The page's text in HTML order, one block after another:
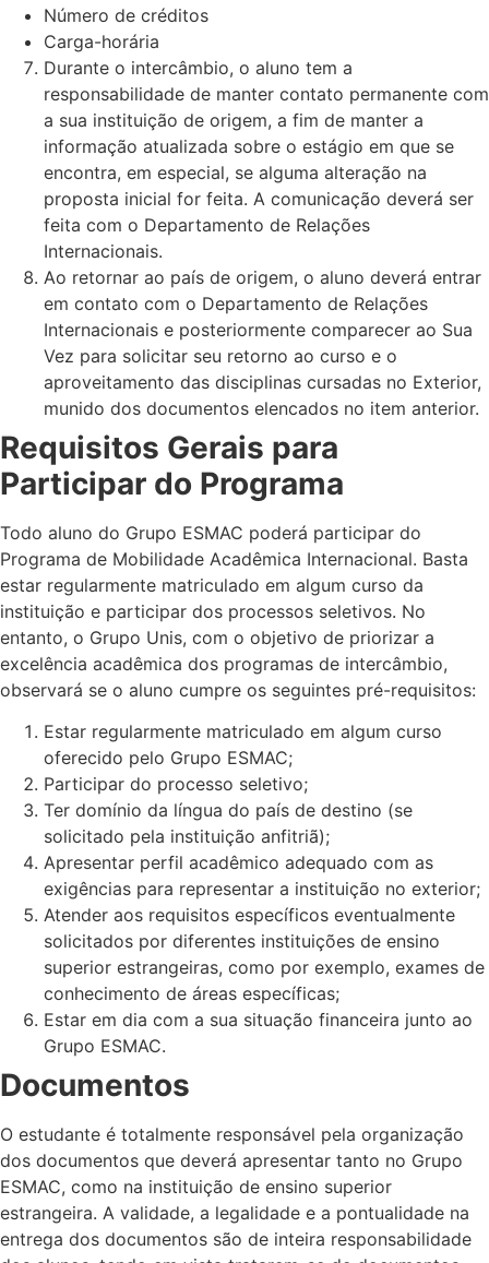
Número de créditos
Carga-horária
Durante o intercâmbio, o aluno tem a
responsabilidade de manter contato permanente com
a sua instituição de origem, a fim de manter a
informação atualizada sobre o estágio em que se
encontra, em especial, se alguma alteração na
proposta inicial for feita. A comunicação deverá ser
feita com o Departamento de Relações
Internacionais.
Ao retornar ao país de origem, o aluno deverá entrar
em contato com o Departamento de Relações
Internacionais e posteriormente comparecer ao Sua
Vez para solicitar seu retorno ao curso e o
aproveitamento das disciplinas cursadas no Exterior,
munido dos documentos elencados no item anterior.
Requisitos Gerais para
Participar do Programa
Todo aluno do Grupo ESMAC poderá participar do
Programa de Mobilidade Acadêmica Internacional. Basta
estar regularmente matriculado em algum curso da
instituição e participar dos processos seletivos. No
entanto, o Grupo Unis, com o objetivo de priorizar a
excelência acadêmica dos programas de intercâmbio,
observará se o aluno cumpre os seguintes pré-requisitos:
Estar regularmente matriculado em algum curso
oferecido pelo Grupo ESMAC;
Participar do processo seletivo;
Ter domínio da língua do país de destino (se
solicitado pela instituição anfitriã);
Apresentar perfil acadêmico adequado com as
exigências para representar a instituição no exterior;
Atender aos requisitos específicos eventualmente
solicitados por diferentes instituições de ensino
superior estrangeiras, como por exemplo, exames de
conhecimento de áreas específicas;
Estar em dia com a sua situação financeira junto ao
Grupo ESMAC.
Documentos
O estudante é totalmente responsável pela organização
dos documentos que deverá apresentar tanto no Grupo
ESMAC, como na instituição de ensino superior
estrangeira. A validade, a legalidade e a pontualidade na
entrega dos documentos são de inteira responsabilidade